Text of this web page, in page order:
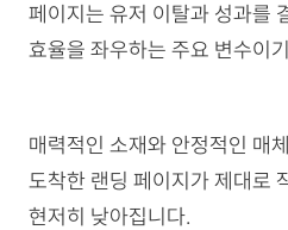
페이지는 유저 이탈과 성과를
효율을 좌우하는 주요 변수이
매력적인 소재와 안정적인 매
도착한 랜딩 페이지가 제대로
현저히 낮아집니다.